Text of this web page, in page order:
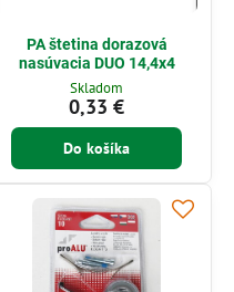
PA štetina dorazová
nasúvacia DUO 14,4x4
Skladom
0,33 €
Do košíka